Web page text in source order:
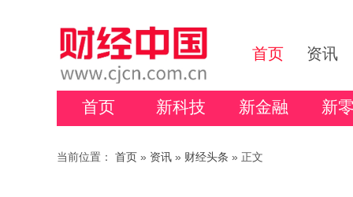
首页 资讯
首页 新科技 新金融 新
当前位置： 首页 » 资讯 » 财经头条 » 正文